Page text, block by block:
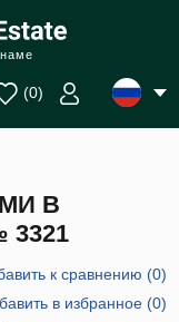
(0)
В
к сравнению (0)
в избранное(0)